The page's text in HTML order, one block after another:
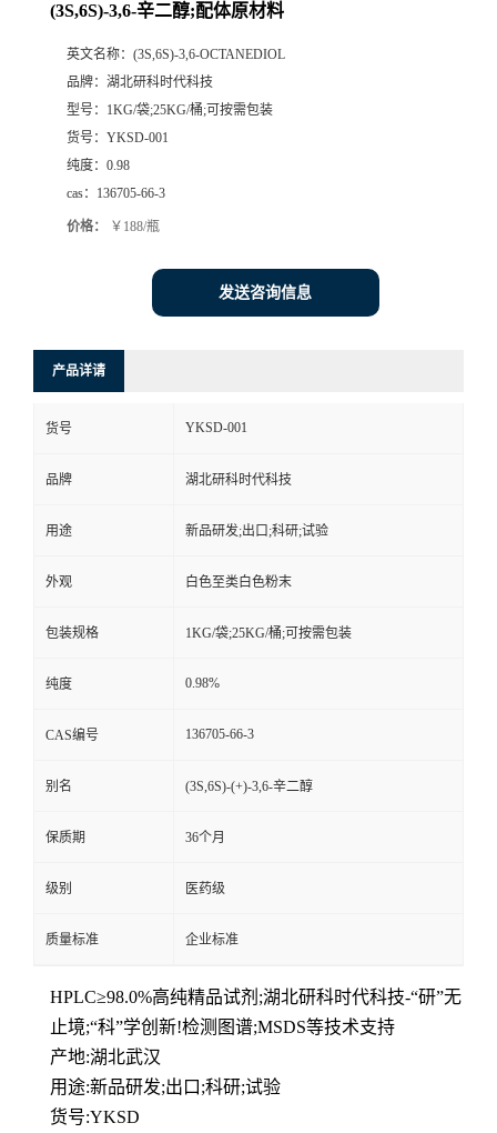
(3S,6S)-3,6-辛二醇;配体原材料
英文名称： (3S,6S)-3,6-OCTANEDIOL
品牌： 湖北研科时代科技
型号： 1KG/袋;25KG/桶;可按需包装
货号： YKSD-001
纯度： 0.98
cas： 136705-66-3
价格： ￥188/瓶
发送咨询信息
产品详请
货号 YKSD-001
品牌 湖北研科时代科技
用途 新品研发;出口;科研;试验
外观 白色至类白色粉末
包装规格 1KG/袋;25KG/桶;可按需包装
纯度 0.98%
CAS编号 136705-66-3
别名 (3S,6S)-(+)-3,6-辛二醇
保质期 36个月
级别 医药级
质量标准 企业标准
HPLC≥98.0%高纯精品试剂;湖北研科时代科技-“研”无
止境;“科”学创新!检测图谱;MSDS等技术支持
产地:湖北武汉
用途:新品研发;出口;科研;试验
货号:YKSD